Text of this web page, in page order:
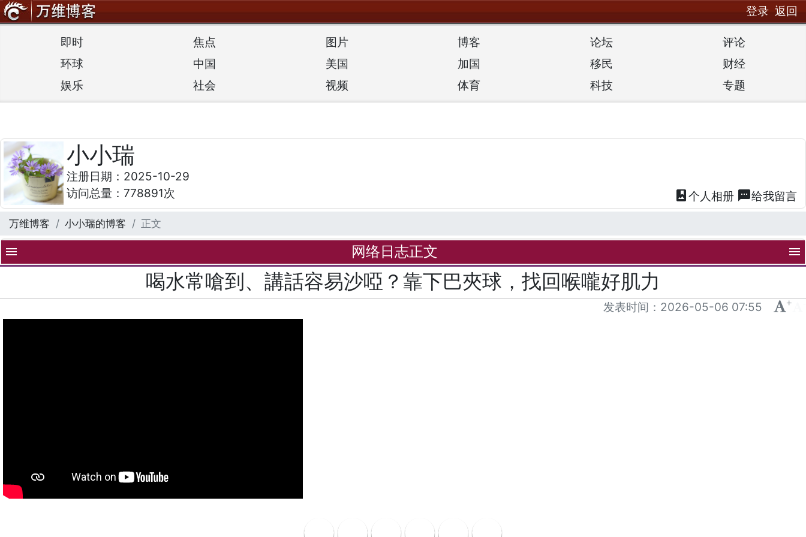
登录 返回
即时 焦点 图片 博客 论坛
评论
环球
中国 美国 加国 移民
财经
娱乐
社会 视频 体育 科技 专题
小小瑞
注册日期：2025-10-29
访问总量：778891次
photo_album 个人相册 textsms给我留言
万维博客 小小瑞的博客 正文
menu 网络日志正文 menu
喝水常嗆到、講話容易沙啞？靠下巴夾球，找回喉嚨好肌力
发表时间： 2026-05-06 07:55 +